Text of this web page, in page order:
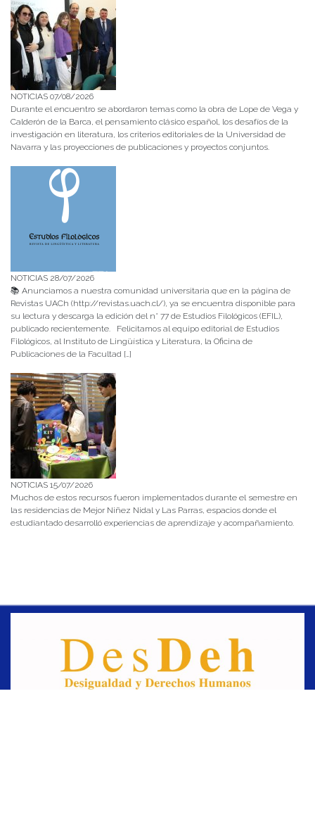
NOTICIAS 07/08/2026
Durante el encuentro se abordaron temas como la obra de Lope de Vega y
Calderón de la Barca, el pensamiento clásico español, los desafíos de la
investigación en literatura, los criterios editoriales de la Universidad de
Navarra y las proyecciones de publicaciones y proyectos conjuntos.
NOTICIAS 28/07/2026
📚 Anunciamos a nuestra comunidad universitaria que en la página de
Revistas UACh (http://revistas.uach.cl/), ya se encuentra disponible para
su lectura y descarga la edición del n° 77 de Estudios Filológicos (EFIL),
publicado recientemente. Felicitamos al equipo editorial de Estudios
Filológicos, al Instituto de Lingüística y Literatura, la Oficina de
Publicaciones de la Facultad […]
NOTICIAS 15/07/2026
Muchos de estos recursos fueron implementados durante el semestre en
las residencias de Mejor Niñez Nidal y Las Parras, espacios donde el
estudiantado desarrolló experiencias de aprendizaje y acompañamiento.